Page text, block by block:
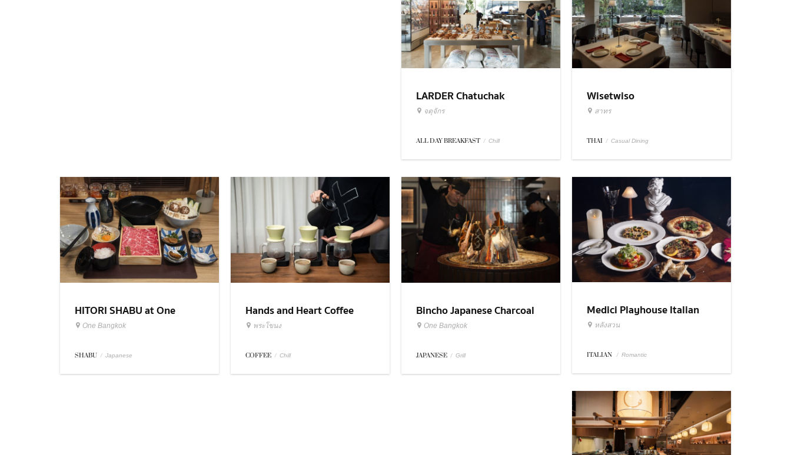
LARDER Chatuchak
จตุจักร
ALL DAY BREAKFAST / Chill
Wisetwiso
สาทร
THAI / Casual Dining
HITORI SHABU at One
Bangkok
One Bangkok
SHABU / Japanese
Hands and Heart Coffee
Roasters
พระโขนง
COFFEE / Chill
Bincho Japanese Charcoal
Grilled
One Bangkok
JAPANESE / Grill
Medici Playhouse Italian
Restaurant & Bar Bangkok
หลังสวน
ITALIAN / Romantic